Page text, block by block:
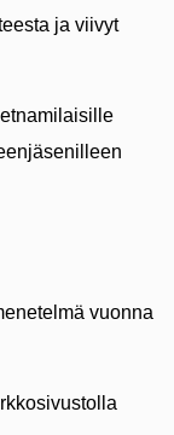
ja viivyt
vuonna